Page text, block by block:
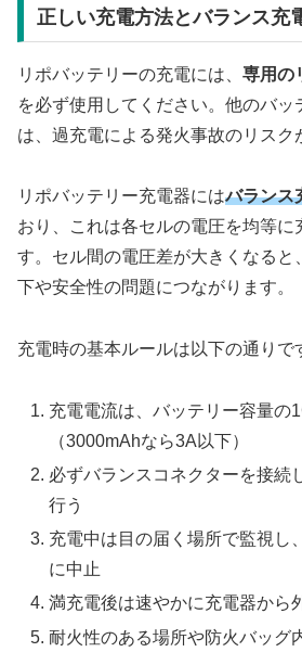
正しい充電方法とバランス充
リポバッテリーの充電には、 専用の
を必ず使用してください。他のバッ
は、過充電による発火事故のリスク
リポバッテリー充電器にはバランス
おり、これは各セルの電圧を均等に
す。セル間の電圧差が大きくなると
下や安全性の問題につながります。
充電時の基本ルールは以下の通りで
充電電流は、バッテリー容量の
（3000mAhなら3A以下）
必ずバランスコネクターを接続
行う
充電中は目の届く場所で監視し
に中止
満充電後は速やかに充電器から
耐火性のある場所や防火バッグ